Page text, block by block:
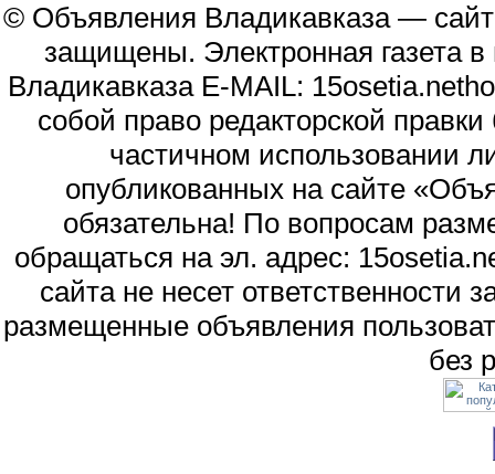
© Объявления Владикавказа —
защищены. Электронная газета
Владикавказа E-MAIL:
собой право редакторской
частичном использовании
опубликованных на сайте
обязательна! По вопросам
обращаться на эл. адрес:
сайта не несет
размещенные объявления
без